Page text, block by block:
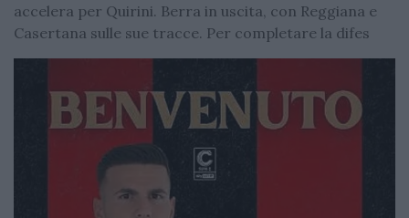
accelera per Quirini. Berra in uscita, con Reggiana e
Casertana sulle sue tracce. Per completare la difes